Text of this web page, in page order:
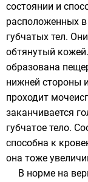
состоянии и
расположенных
губчатых тел.
обтянутый
образована
нижней стороны
проходит
заканчивается
губчатое тело.
способна к
она тоже
В норме на